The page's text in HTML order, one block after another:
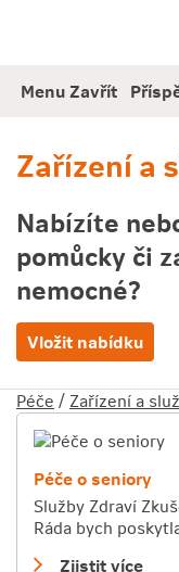
MenuZavřít
Zařízení a
Nabízíte
pomůcky či
nemocné?
Vložit nabídku
Péče / Zařízení a
Péče o seniory
Služby Zdraví
Ráda bych
Zjistit více